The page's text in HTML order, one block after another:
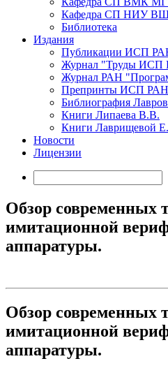
Кафедра СП НИУ
Библиотека
Издания
Публикации ИСП
Журнал "Труды ИСП
Журнал РАН
Препринты ИСП РАН
Библиография
Книги Липаева В.В.
Книги Лаврищевой
Новости
Лицензии
Обзор современных
имитационной
аппаратуры.
Обзор современных
имитационной
аппаратуры.